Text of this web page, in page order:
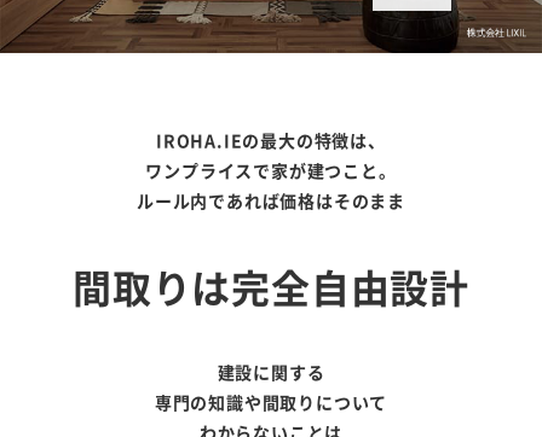
IROHA.IEの最大の特徴は、
ワンプライスで家が建つこと。
ルール内であれば価格はそのまま
間取りは完全自由設計
建設に関する
専門の知識や間取りについて